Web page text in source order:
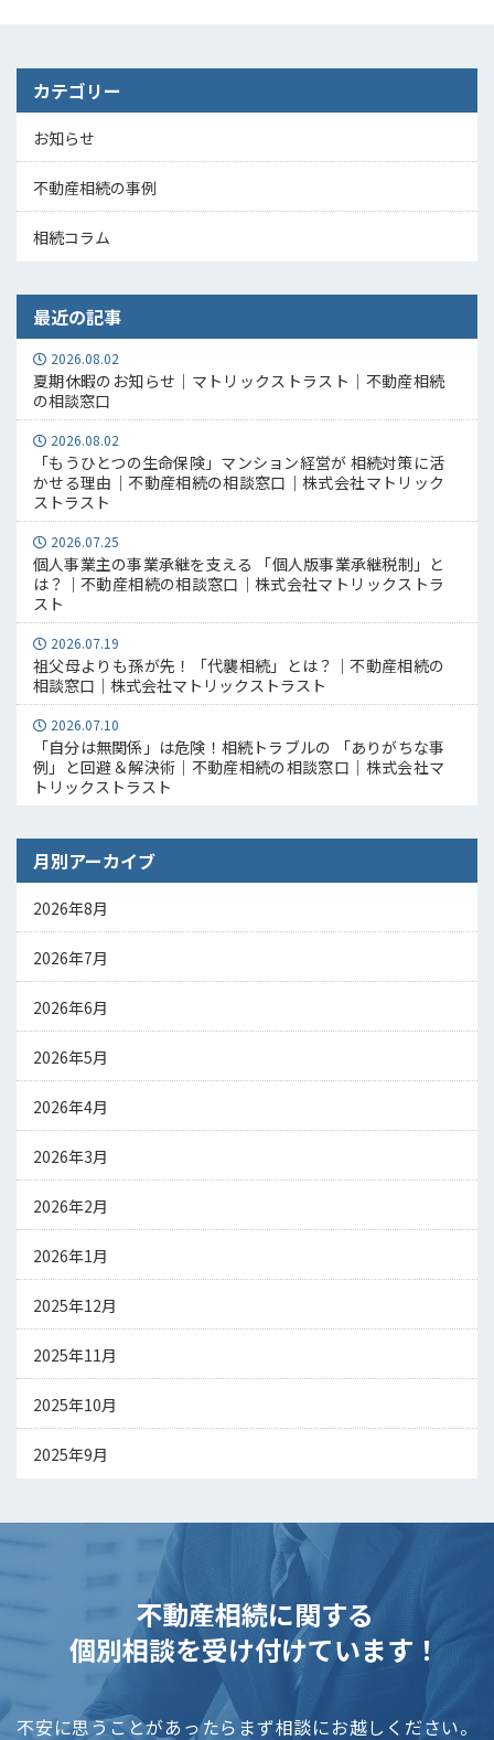
カテゴリー
お知らせ
不動産相続の事例
相続コラム
最近の記事
2026.08.02
夏期休暇のお知らせ｜マトリックストラスト｜不動産相続
の相談窓口
2026.08.02
「もうひとつの生命保険」マンション経営が 相続対策に活
かせる理由｜不動産相続の相談窓口｜株式会社マトリック
ストラスト
2026.07.25
個人事業主の事業承継を支える 「個人版事業承継税制」と
は？｜不動産相続の相談窓口｜株式会社マトリックストラ
スト
2026.07.19
祖父母よりも孫が先！「代襲相続」とは？｜不動産相続の
相談窓口｜株式会社マトリックストラスト
2026.07.10
「自分は無関係」は危険！相続トラブルの 「ありがちな事
例」と回避＆解決術｜不動産相続の相談窓口｜株式会社マ
トリックストラスト
月別アーカイブ
2026年8月
2026年7月
2026年6月
2026年5月
2026年4月
2026年3月
2026年2月
2026年1月
2025年12月
2025年11月
2025年10月
2025年9月
不動産相続に関する
個別相談を受け付けています！
不安に思うことがあったらまず相談にお越しください。